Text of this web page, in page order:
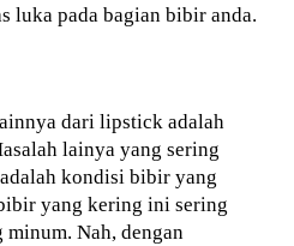
luka pada bagian bibir anda.
dari lipstick adalah
lainya yang sering
kondisi bibir yang
yang kering ini sering
Nah, dengan